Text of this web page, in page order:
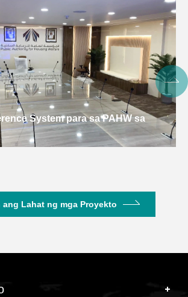
System para sa PAHW sa
ang Lahat ng mga Proyekto